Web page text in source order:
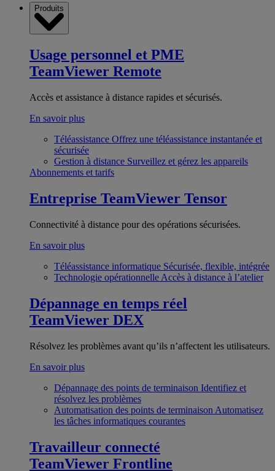
Produits
Usage personnel et PME
TeamViewer Remote
Accès et assistance à distance rapides et sécurisés.
En savoir plus
Téléassistance Offrez une téléassistance instantanée et
sécurisée
Gestion à distance Surveillez et gérez les appareils
Abonnements et tarifs
Entreprise TeamViewer Tensor
Connectivité à distance pour des opérations sécurisées.
En savoir plus
Téléassistance informatique Sécurisée, flexible, intégrée
Technologie opérationnelle Accès à distance à l’atelier
Dépannage en temps réel
TeamViewer DEX
Résolvez les problèmes avant qu’ils n’affectent les utilisateurs.
En savoir plus
Dépannage des points de terminaison Identifiez et
résolvez les problèmes
Automatisation des points de terminaison Automatisez
les tâches informatiques courantes
Travailleur connecté
TeamViewer Frontline